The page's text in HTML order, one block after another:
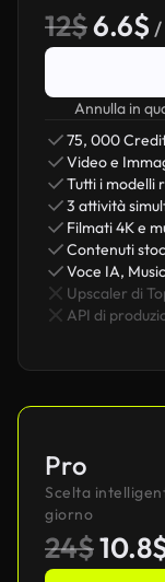
12$6.6$ /
Annulla in
75, 000
Video e
Tutti i modelli
3 attività
Filmati 4K e
Contenuti
Voce IA,
Upscaler di
API di
Pro
Scelta
giorno
24$